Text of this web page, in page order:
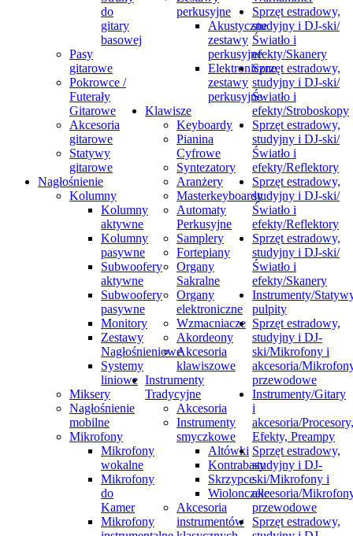
do
gitary
basowej
Pasy
gitarowe
Pokrowce /
Futerały
Gitarowe
Akcesoria
gitarowe
Statywy
gitarowe
Nagłośnienie
Kolumny
Kolumny
aktywne
Kolumny
pasywne
Subwoofery
aktywne
Subwoofery
pasywne
Monitory
Zestawy
Nagłośnieniowe
Systemy
liniowe
Miksery
Nagłośnienie
mobilne
Mikrofony
Mikrofony
wokalne
Mikrofony
do
Kamer
Mikrofony
perkusyjne
Akustyczne
zestawy
perkusyjne
Elektroniczne
zestawy
perkusyjne
Klawisze
Keyboardy
Pianina
Cyfrowe
Syntezatory
Aranżery
Masterkeyboardy
Automaty
Perkusyjne
Samplery
Fortepiany
Organy
Sakralne
Organy
elektroniczne
Wzmacniacze
Akordeony
Akcesoria
klawiszowe
Instrumenty
Tradycyjne
Akcesoria
Instrumenty
smyczkowe
Altówki
Kontrabasy
Skrzypce
Wiolonczele
Akcesoria
instrumentów
Sprzęt estradowy,
studyjny i DJ-ski/
Światło i
efekty/Skanery
Sprzęt estradowy,
studyjny i DJ-ski/
Światło i
efekty/Stroboskopy
Sprzęt estradowy,
studyjny i DJ-ski/
Światło i
efekty/Reflektory
Sprzęt estradowy,
studyjny i DJ-ski/
Światło i
efekty/Reflektory
Sprzęt estradowy,
studyjny i DJ-ski/
Światło i
efekty/Skanery
Instrumenty/
pulpity
Sprzęt estradowy,
studyjny i DJ-
ski/Mikrofony i
akcesoria/
przewodowe
Instrumenty/Gitary
i
akcesoria/Procesory,
Efekty, Preampy
Sprzęt estradowy,
studyjny i DJ-
ski/Mikrofony i
akcesoria/
przewodowe
Sprzęt estradowy,